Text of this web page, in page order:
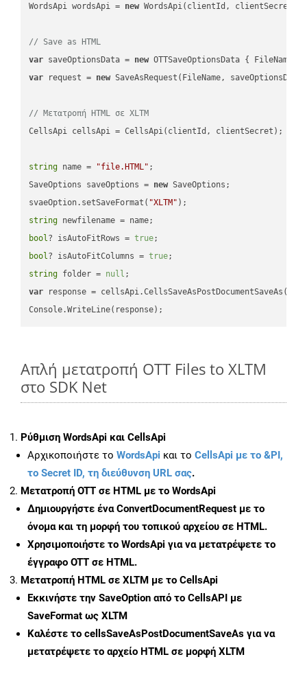
WordsApi wordsApi = new WordsApi(clientId, clientSecret);
// Save as HTML
var saveOptionsData = new OTTSaveOptionsData { FileName =
var request = new SaveAsRequest(FileName,
// Μετατροπή HTML σε XLTM
CellsApi cellsApi = CellsApi(clientId, clientSecret);
string name = "file.HTML" ;
SaveOptions saveOptions = new SaveOptions;
svaeOption.setSaveFormat( "XLTM"
string
bool? isAutoFitRows = true
bool? isAutoFitColumns = true
string folder = null
var response =
Απλή μετατροπή OTT Files to XLTM
στο SDK Net
Ρύθμιση WordsApi και CellsApi
Αρχικοποιήστε το WordsApi και το CellsApi με το &PI,
το Secret ID, τη διεύθυνση URL σας.
Μετατροπή OTT σε HTML με το WordsApi
Δημιουργήστε έναConvertDocumentRequest με το
όνομα και τη μορφή του τοπικού αρχείου σε HTML.
Χρησιμοποιήστε το WordsApi για να μετατρέψετε το
έγγραφο OTT σε HTML.
Μετατροπή HTML σε XLTM με το CellsApi
Εκκινήστε την SaveOption από το CellsAPI με
SaveFormat ως XLTM
Καλέστε το cellsSaveAsPostDocumentSaveAs για να
μετατρέψετε το αρχείο HTML σε μορφή XLTM